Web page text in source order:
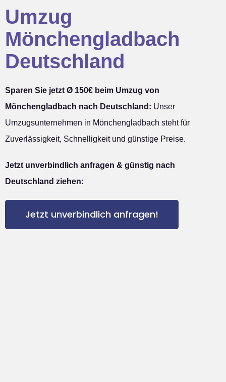
Umzug
Mönchengladbach
Deutschland
Sparen Sie jetzt Ø 150€ beim Umzug von
Mönchengladbach nach Deutschland: Unser
Umzugsunternehmen in Mönchengladbach steht für
Zuverlässigkeit, Schnelligkeit und günstige Preise.
Jetzt unverbindlich anfragen & günstig nach
Deutschland ziehen:
Jetzt unverbindlich anfragen!